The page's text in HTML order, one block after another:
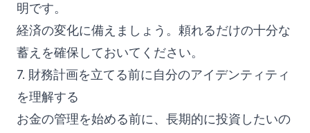
明です。
経済の変化に備えましょう。頼れるだけの十分な
蓄えを確保しておいてください。
7. 財務計画を立てる前に自分のアイデンティティ
を理解する
お金の管理を始める前に、長期的に投資したいの